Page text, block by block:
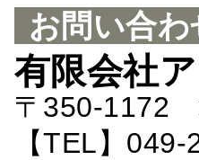
お問い合わ
有限会社
〒350-1172
【TEL】